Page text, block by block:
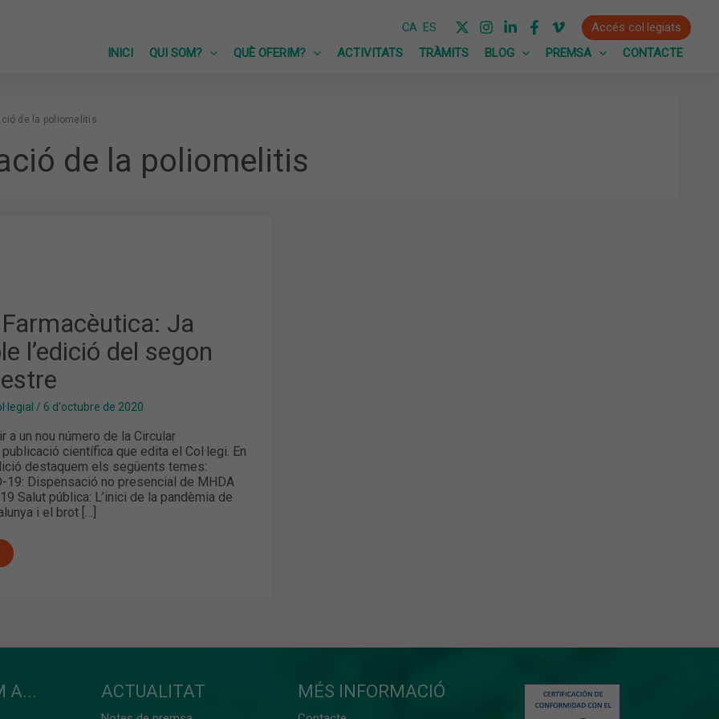
CA ES
Accés col·legiats
INICI
QUI SOM? QUÈ OFERIM? ACTIVITATS TRÀMITS BLOG PREMSA CONTACTE
de la poliomelitis
de la poliomelitis
Ja
l’edició del segon
/ 6 d'octubre de 2020
a un nou número de la Circular
científica que edita el Col·legi. En
destaquem els següents temes:
19: Dispensació no presencial de MHDA
Salut pública: L’inici de la pandèmia de
i el brot […]
A... ACTUALITAT MÉS INFORMACIÓ